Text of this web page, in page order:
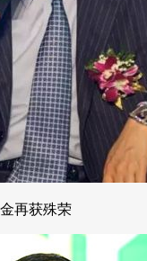
再获殊荣